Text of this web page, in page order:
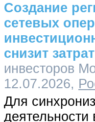
Создание
сетевых
снизит
инвесторов
12.07.2026,
Для
деятельности